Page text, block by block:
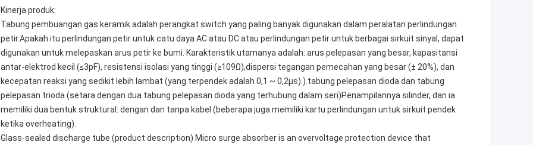
Kinerja produk:
Tabung pembuangan gas keramik adalah perangkat switch yang paling banyak digunakan dalam peralatan perlindungan
petir.Apakah itu perlindungan petir untuk catu daya AC atau DC atau perlindungan petir untuk berbagai sirkuit sinyal, dapat
digunakan untuk melepaskan arus petir ke bumi. Karakteristik utamanya adalah: arus pelepasan yang besar, kapasitansi
antar-elektrod kecil (≤3pF), resistensi isolasi yang tinggi (≥109Ω),dispersi tegangan pemecahan yang besar (± 20%), dan
kecepatan reaksi yang sedikit lebih lambat (yang terpendek adalah 0,1 ~ 0,2μs).).tabung pelepasan dioda dan tabung
pelepasan trioda (setara dengan dua tabung pelepasan dioda yang terhubung dalam seri)Penampilannya silinder, dan ia
memiliki dua bentuk struktural: dengan dan tanpa kabel (beberapa juga memiliki kartu perlindungan untuk sirkuit pendek
ketika overheating).
Glass-sealed discharge tube (product description) Micro surge absorber is an overvoltage protection device that